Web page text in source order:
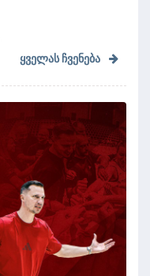
ყველას ჩვენება